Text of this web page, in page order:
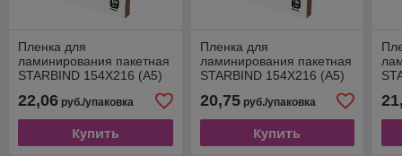
Пленка для
ламинирования пакетная
STARBIND 154X216 (A5)
150 мкм, глянцевая, 100
шт.
22,06 руб./упаковка
Купить
Пленка для
ламинирования пакетная
STARBIND 154X216 (A5)
125 мкм, глянцевая, 100
шт.
20,75руб./упаковка
Купить
шт.